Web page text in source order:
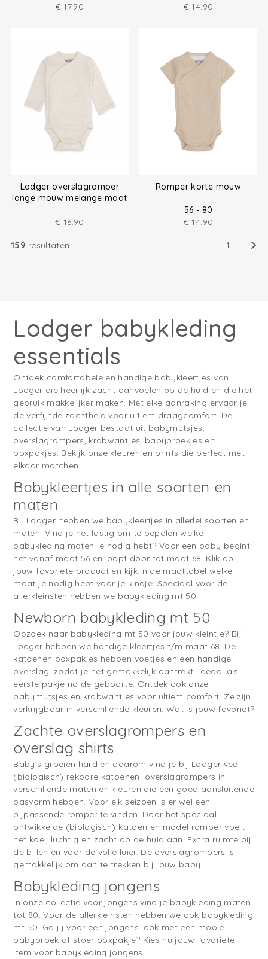
€ 17.90 € 14.90
Lodger overslagromper
lange mouw melange maat
€ 16.90
Romper korte mouw
56 - 80
€ 14.90
159 resultaten 1
Lodger babykleding
essentials
Ontdek comfortabele en handige babykleertjes van
Lodger die heerlijk zacht aanvoelen op de huid en die het
gebruik makkelijker maken. Met elke aanraking ervaar je
de verfijnde zachtheid voor ultiem draagcomfort. De
collectie van Lodger bestaat uit babymutsjes,
overslagrompers, krabwantjes, babybroekjes en
boxpakjes. Bekijk onze kleuren en prints die perfect met
elkaar matchen.
Babykleertjes in alle soorten en
maten
Bij Lodger hebben we babykleertjes in allerlei soorten en
maten. Vind je het lastig om te bepalen welke
babykleding maten je nodig hebt? Voor een baby begint
het vanaf maat 56 en loopt door tot maat 68. Klik op
jouw favoriete product en kijk in de maattabel welke
maat je nodig hebt voor je kindje. Speciaal voor de
allerkleinsten hebben we babykleding mt 50.
Newborn babykleding mt 50
Opzoek naar babykleding mt 50 voor jouw kleintje? Bij
Lodger hebben we handige kleertjes t/m maat 68. De
katoenen boxpakjes hebben voetjes en een handige
overslag, zodat je het gemakkelijk aantrekt. Ideaal als
eerste pakje na de geboorte. Ontdek ook onze
babymutsjes en krabwantjes voor ultiem comfort. Ze zijn
verkrijgbaar in verschillende kleuren. Wat is jouw favoriet?
Zachte overslagrompers en
overslag shirts
Baby’s groeien hard en daarom vind je bij Lodger veel
(biologisch) rekbare katoenen overslagrompers in
verschillende maten en kleuren die een goed aansluitende
pasvorm hebben. Voor elk seizoen is er wel een
bijpassende romper te vinden. Door het speciaal
ontwikkelde (biologisch) katoen en model romper voelt
het koel, luchtig en zacht op de huid aan. Extra ruimte bij
de billen en voor de volle luier. De overslagrompers is
gemakkelijk om aan te trekken bij jouw baby.
Babykleding jongens
In onze collectie voor jongens vind je babykleding maten
tot 80. Voor de allerkleinsten hebben we ook babykleding
mt 50. Ga jij voor een jongens look met een mooie
babybroek of stoer boxpakje? Kies nu jouw favoriete
item voor babykleding jongens!